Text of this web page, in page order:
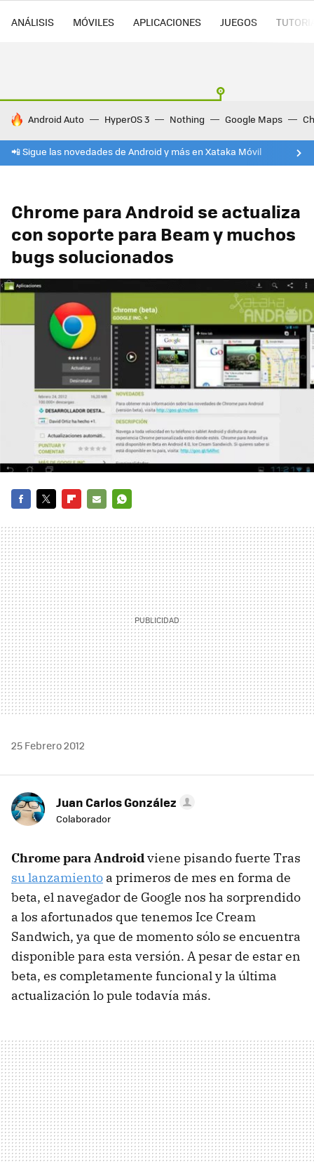
ANÁLISIS MÓVILES APLICACIONES JUEGOS
HOY SE HABLA DE
Android Auto HyperOS 3 Nothing Google Maps
📲 Sigue las novedades de Android y más en Xataka Móvil
Chrome para Android se actualiza
con soporte para Beam y muchos
bugs solucionados
MAIL
25 Febrero 2012
Juan Carlos González
Colaborador
Chrome para Androidviene pisando fuerte Tras
su lanzamiento a primeros de mes en forma de
beta, el navegador de Google nos ha sorprendido
a los afortunados que tenemos Ice Cream
Sandwich, ya que de momento sólo se encuentra
disponible para esta versión. A pesar de estar en
beta, es completamente funcional y la última
actualización lo pule todavía más.